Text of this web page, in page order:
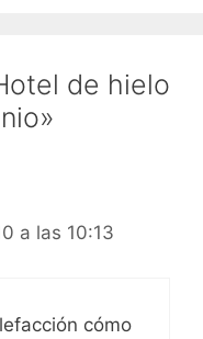
de hielo
a las 10:13
cómo